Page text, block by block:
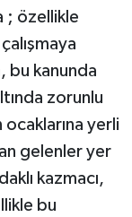
; özellikle
bu kanunda
zorunlu
ocaklarına yerli
gelenler yer
kazmacı,
bu